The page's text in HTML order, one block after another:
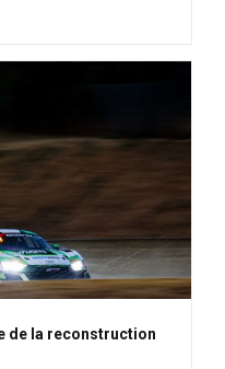
de la reconstruction